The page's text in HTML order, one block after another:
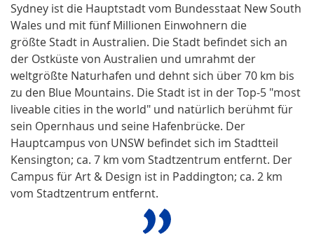
Sydney ist die Hauptstadt vom Bundesstaat New South
Wales und mit fünf Millionen Einwohnern die
größte Stadt in Australien. Die Stadt befindet sich an
der Ostküste von Australien und umrahmt der
weltgrößte Naturhafen und dehnt sich über 70 km bis
zu den Blue Mountains. Die Stadt ist in der Top-5 "most
liveable cities in the world" und natürlich berühmt für
sein Opernhaus und seine Hafenbrücke. Der
Hauptcampus von UNSW befindet sich im Stadtteil
Kensington; ca. 7 km vom Stadtzentrum entfernt. Der
Campus für Art & Design ist in Paddington; ca. 2 km
vom Stadtzentrum entfernt.